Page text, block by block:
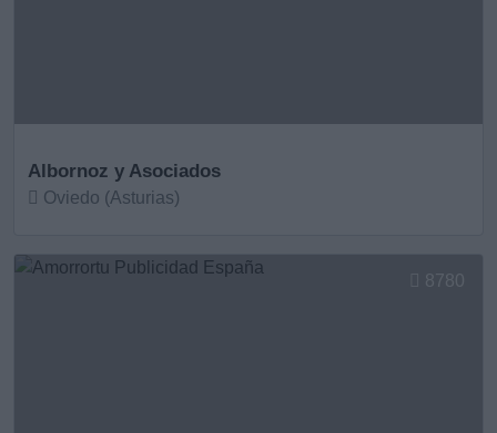
Albornoz y Asociados
Oviedo (Asturias)
8780